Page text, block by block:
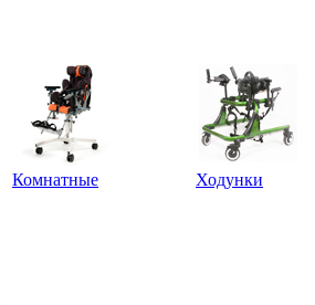
Комнатные
Ходунки